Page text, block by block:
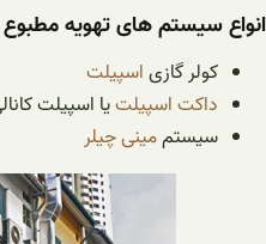
انواع سیستم های تهویه
کولر گازیاسپیلت
داکت اسپیلتیا اسپیلت
سیستممینی چیلر